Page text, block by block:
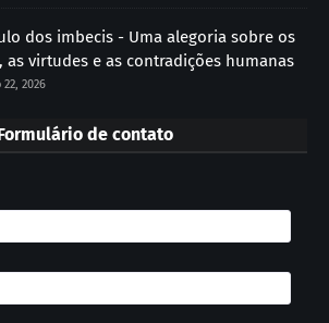
dos imbecis - Uma alegoria sobre os
as virtudes e as contradições humanas
22, 2026
de contato